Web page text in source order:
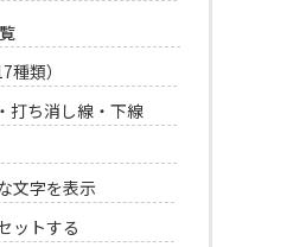
種類）
打ち消し線・下線
文字を表示
ットする